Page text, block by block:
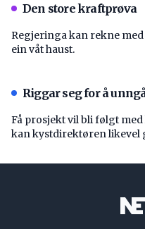
Den store kraftprøva
Regjeringa kan rekne
ein våt haust.
Riggar seg for å
Få prosjekt vil bli følgt
kan kystdirektøren likevel